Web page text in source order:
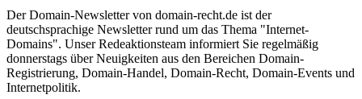
Der Domain-Newsletter von domain-recht.de ist der
deutschsprachige Newsletter rund um das Thema "Internet-
Domains". Unser Redeaktionsteam informiert Sie regelmäßig
donnerstags über Neuigkeiten aus den Bereichen Domain-
Registrierung, Domain-Handel, Domain-Recht, Domain-Events und
Internetpolitik.